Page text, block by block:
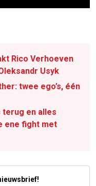
Rico Verhoeven
Usyk
twee ego’s, één
terug en alles
ene fight met